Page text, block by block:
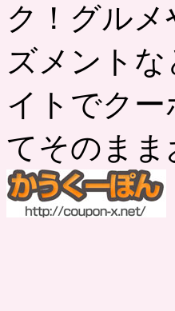
ク！グル
ズメント
イトでク
てそのま